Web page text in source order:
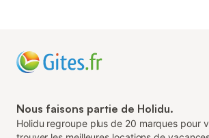
Nous faisons partie de Holidu.
Holidu regroupe plus de 20 marques pour